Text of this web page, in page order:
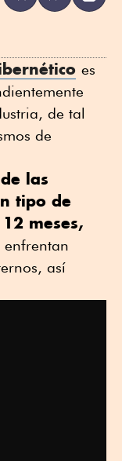
es
de tal
de
las
tipo de
meses,
enfrentan
así